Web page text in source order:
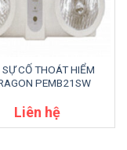
CỐ THOÁT HIỂM
PEMB21SW
Liên hệ